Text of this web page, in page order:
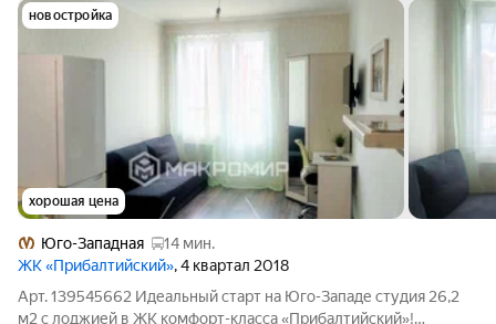
новостройка
хорошая цена
Юго-Западная
14 мин.
ЖК «Прибалтийский», 4 квартал 2018
Арт. 139545662 Идеальный старт на Юго-Западе студия 26,2
м2 с лоджией в ЖК комфорт-класса «Прибалтийский»!